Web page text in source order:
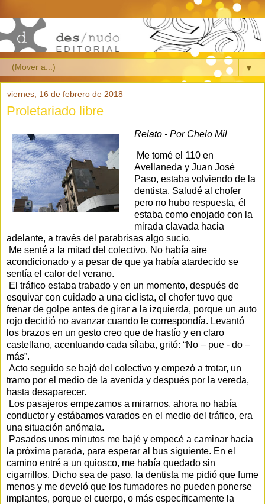
▼
viernes, 16 de febrero de 2018
Proletariado libre
Relato - Por Chelo Mil
Me tomé el 110 en
Avellaneda y Juan José
Paso, estaba volviendo de la
dentista. Saludé al chofer
pero no hubo respuesta, él
estaba como enojado con la
mirada clavada hacia
adelante, a través del parabrisas algo sucio.
Me senté a la mitad del colectivo. No había aire
acondicionado y a pesar de que ya había atardecido se
sentía el calor del verano.
El tráfico estaba trabado y en un momento, después de
esquivar con cuidado a una ciclista, el chofer tuvo que
frenar de golpe antes de girar a la izquierda, porque un auto
rojo decidió no avanzar cuando le correspondía. Levantó
los brazos en un gesto creo que de hastío y en claro
castellano, acentuando cada sílaba, gritó: “No – pue - do –
más”.
Acto seguido se bajó del colectivo y empezó a trotar, un
tramo por el medio de la avenida y después por la vereda,
hasta desaparecer.
Los pasajeros empezamos a mirarnos, ahora no había
conductor y estábamos varados en el medio del tráfico, era
una situación anómala.
Pasados unos minutos me bajé y empecé a caminar hacia
la próxima parada, para esperar al bus siguiente. En el
camino entré a un quiosco, me había quedado sin
cigarrillos. Dicho sea de paso, la dentista me pidió que fume
menos y me develó que los fumadores no pueden ponerse
implantes, porque el cuerpo, o más específicamente la